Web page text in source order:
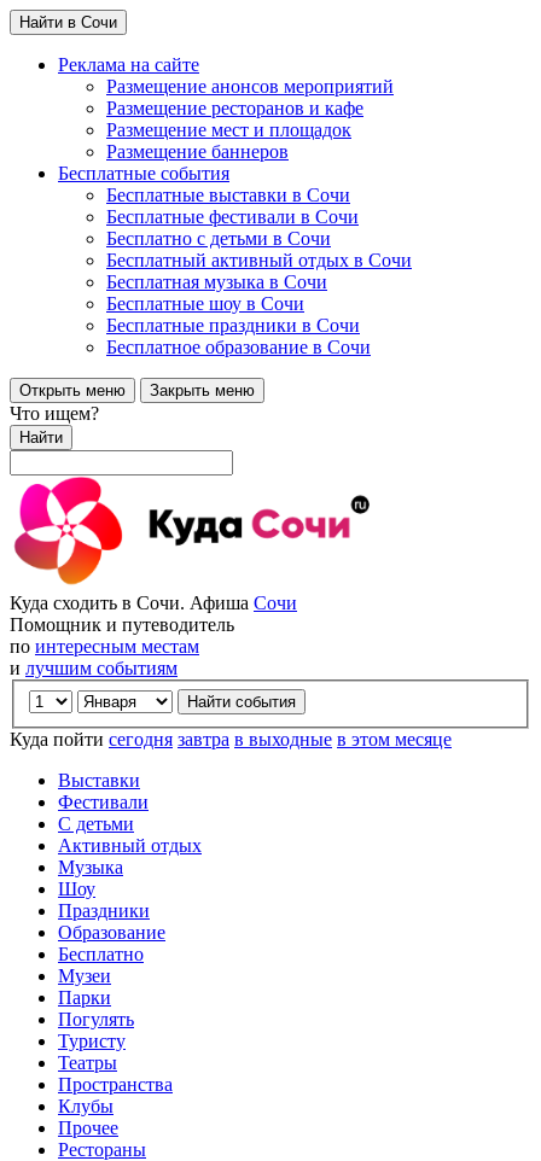
Найти в Сочи
Реклама на сайте
Размещение анонсов мероприятий
Размещение ресторанов и кафе
Размещение мест и площадок
Размещение баннеров
Бесплатные события
Бесплатные выставки в Сочи
Бесплатные фестивали в Сочи
Бесплатно с детьми в Сочи
Бесплатный активный отдых в Сочи
Бесплатная музыка в Сочи
Бесплатные шоу в Сочи
Бесплатные праздники в Сочи
Бесплатное образование в Сочи
Открыть меню Закрыть меню
Что ищем?
Найти
Куда сходить в Сочи. Афиша Сочи
Помощник и путеводитель
по интересным местам
и лучшим событиям
Куда пойти сегодня завтра в выходные в этом месяце
Выставки
Фестивали
С детьми
Активный отдых
Музыка
Шоу
Праздники
Образование
Бесплатно
Музеи
Парки
Погулять
Туристу
Театры
Пространства
Клубы
Прочее
Рестораны